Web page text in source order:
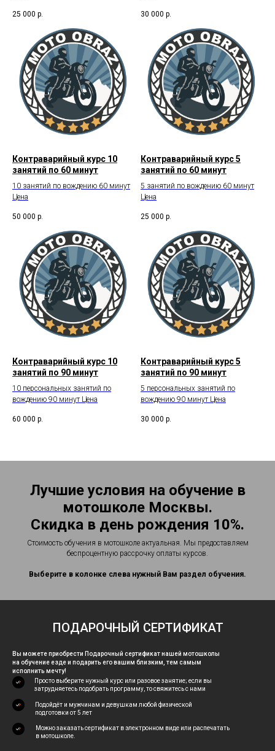
25 000 р. 30 000 р.
Контраварийный курс 10
занятий по 60 минут
10 занятий по вождению 60 минут
Цена
50 000 р.
Контраварийный курс 5
занятий по 60 минут
5 занятий по вождению 60 минут
Цена
25 000 р.
Контраварийный курс 10
занятий по 90 минут
10 персональных занятий по
вождению 90 минут Цена
60 000 р.
Контраварийный курс 5
занятий по 90 минут
5 персональных занятий по
вождению 90 минут Цена
30 000 р.
Лучшие условия на обучение в
мотошколе Москвы.
Скидка в день рождения 10%.
Стоимость обучения в мотошколе актуальная. Мы предоставляем
беспроцентную рассрочку оплаты курсов.
Выберите в колонке слева нужный Вам раздел обучения.
Вы можете приобрести Подарочный сертификат нашей мотошколы
на обучение езде и подарить его вашим близким, тем самым
исполнить мечту!
Можно заказать сертификат в электронном виде или распечатать
в мотошколе.
Подойдёт и мужчинам и девушкам любой физической
подготовки от 5 лет
Просто выберите нужный курс или разовое занятие; если вы
затрудняетесь подобрать программу, то свяжитесь с нами
ПОДАРОЧНЫЙ СЕРТИФИКАТ